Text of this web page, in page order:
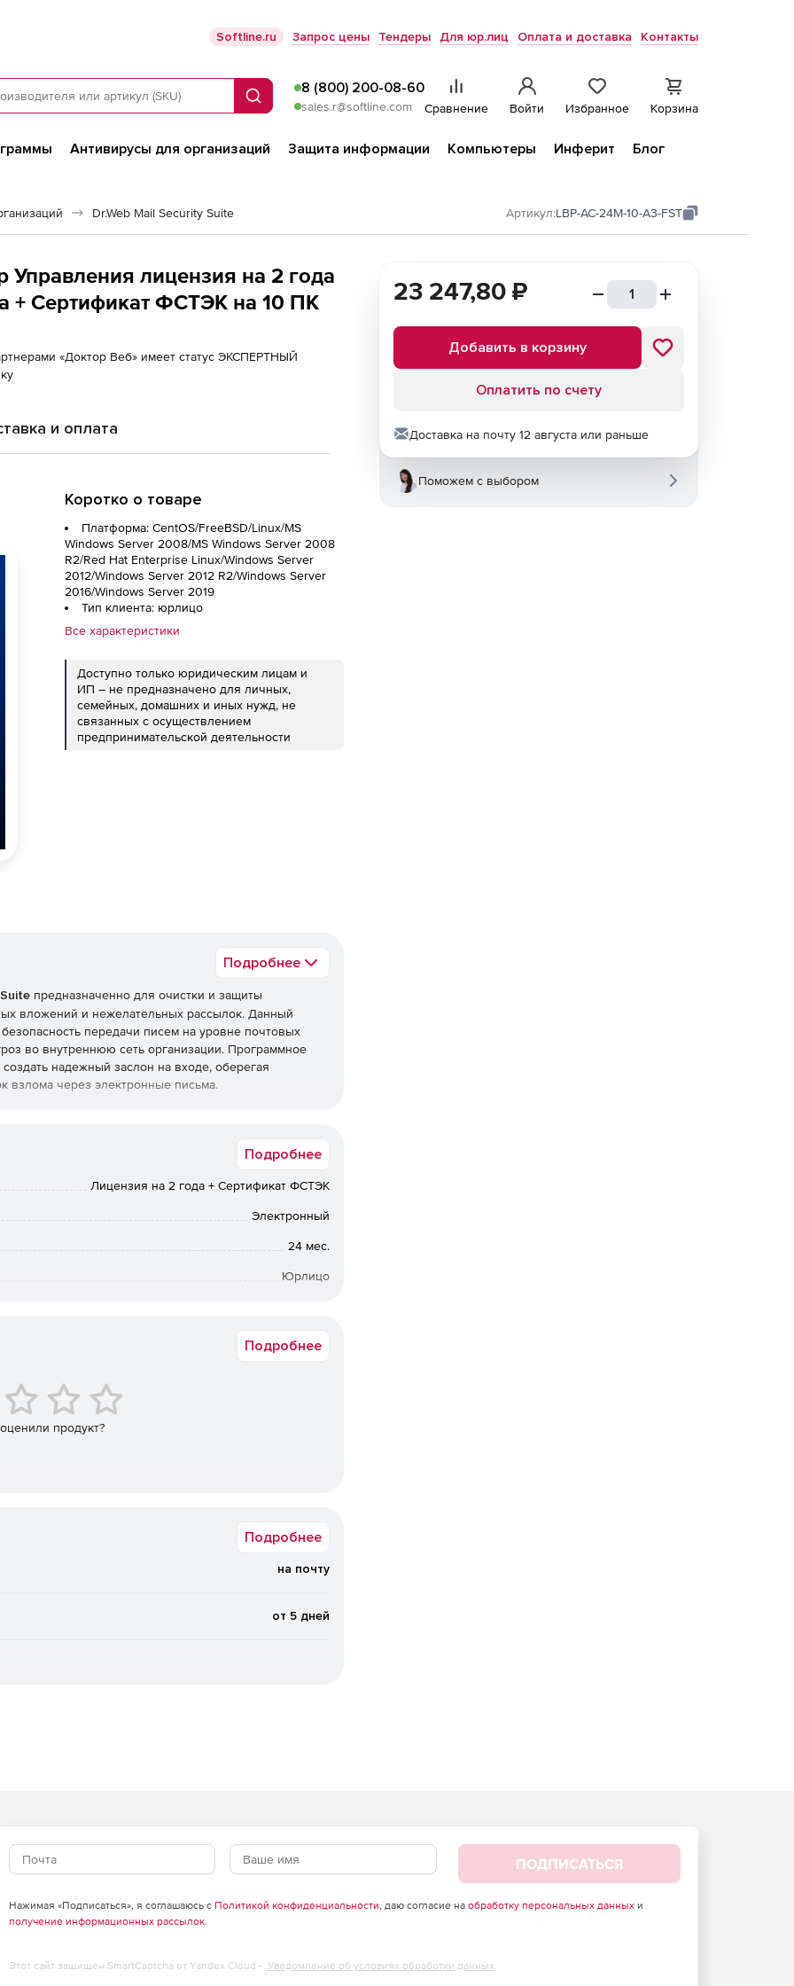
Softline.ru Запрос цены Тендеры Для юр.лиц Оплата и доставка Контакты
Поиск
8 (800) 200-08-60
sales.r@softline.com Сравнение Войти Избранное Корзина
Антивирусы для организаций Защита информации Компьютеры Инферит
Блог
Dr.Web Mail Security Suite Артикул:LBP-AC-24M-10-A3-FST
Управления лицензия на 2 года
+ Сертификат ФСТЭК на 10 ПК
«Доктор Веб» имеет статус ЭКСПЕРТНЫЙ
и оплата
Коротко о товаре
Платформа: CentOS/FreeBSD/Linux/MS
Windows Server 2008/MS Windows Server 2008
R2/Red Hat Enterprise Linux/Windows Server
2012/Windows Server 2012 R2/Windows Server
2016/Windows Server 2019
Тип клиента: юрлицо
Все характеристики
Доступно только юридическим лицам и
ИП – не предназначено для личных,
семейных, домашних и иных нужд, не
связанных с осуществлением
предпринимательской деятельности
Подробнее
предназначенно для очистки и защиты
вложений и нежелательных рассылок. Данный
передачи писем на уровне почтовых
во внутреннюю сеть организации. Программное
надежный заслон на входе, оберегая
взлома через электронные письма.
повышенного уровня безопасности –
законодательства и обладает сертификатами
в зависимости от потребностей компании.
нагрузке на операционную систему, что
производительность труда сотрудников
что позволяет как исключать из проверки
благодаря функции многопоточной проверки.
(новейших) упаковщиков и вредоносных
в том числе вложенных файлов, «на лету».
ящиках пользователей, а также файлов в папках
потока, проходящего через сервер MS Exchange.
Подробнее
Лицензия на 2 года + Сертификат ФСТЭК
Электронный
24 мес.
Юрлицо
Подробнее
продукт?
Подробнее
на почту
от 5 дней
23 247,80 ₽
Добавить в корзину
Оплатить по счету
Доставка на почту 12 августа или раньше
Поможем с выбором
ПОДПИСАТЬСЯ
Нажимая «Подписаться», я соглашаюсь с Политикой конфиденциальности, даю согласие на обработку персональных данныхи
получение информационных рассылок.
Этот сайт защищен SmartCaptcha от Yandex Cloud - Уведомление об условиях обработки данных